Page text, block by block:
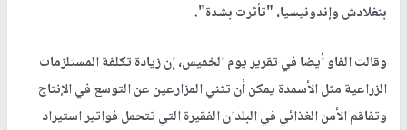
بنغلادش وإندونيسيا، "تأثرت بشدة".
وقالت الفاو أيضا في تقرير يوم الخميس، إن زيادة تكلفة المستلزمات
الزراعية مثل الأسمدة يمكن أن تثني المزارعين عن التوسع في الإنتاج
وتفاقم الأمن الغذائي في البلدان الفقيرة التي تتحمل فواتير استيراد